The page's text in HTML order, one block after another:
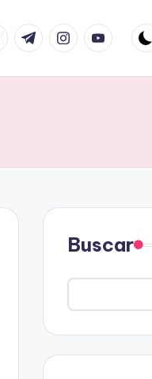
t.me instagram.com
Buscar